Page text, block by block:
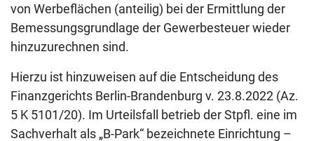
von Werbeflächen (anteilig) bei der Ermittlung der
Bemessungsgrundlage der Gewerbesteuer wieder
hinzuzurechnen sind.
Hierzu ist hinzuweisen auf die Entscheidung des
Finanzgerichts Berlin-Brandenburg v. 23.8.2022 (Az.
5 K 5101/20). Im Urteilsfall betrieb der Stpfl. eine im
Sachverhalt als „B-Park“ bezeichnete Einrichtung –